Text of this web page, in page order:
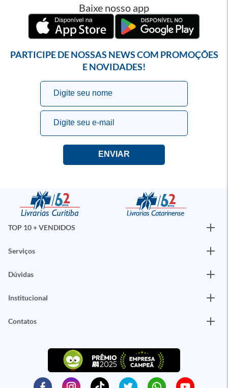
Baixe nosso app
PARTICIPE DE NOSSAS NEWS COM PROMOÇÕES
E NOVIDADES!
TOP 10 + VENDIDOS
Serviços
Dúvidas
Institucional
Contatos